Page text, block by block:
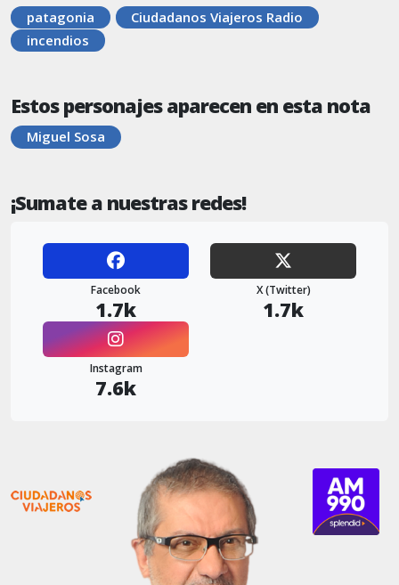
patagonia
Ciudadanos Viajeros Radio
incendios
Estos personajes aparecen en esta nota
Miguel Sosa
¡Sumate a nuestras redes!
Facebook
1.7k
X (Twitter)
1.7k
Instagram
7.6k